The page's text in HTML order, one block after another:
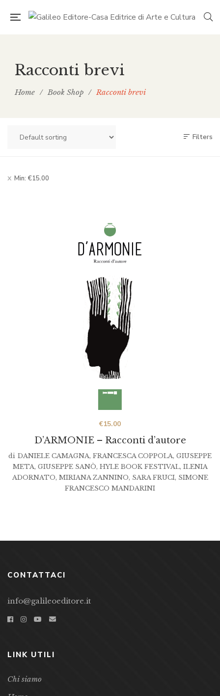
Racconti brevi
Home / Book Shop / Racconti brevi
Filters
Min: €15.00
D’ARMONIE – Racconti d’autore
€15.00
di DANIELE CAMAGNA, FRANCESCA COPPOLA, GIUSEPPE
META, GIUSEPPE SANÒ, HYLE BOOK FESTIVAL, ILENIA
ADORNATO, MIRIANA ZANNINO, SARA FRUCI, SIMONE
FRANCESCO MANDARINI
CONTATTACI
info@galileoeditore.it
LINK UTILI
Chi siamo